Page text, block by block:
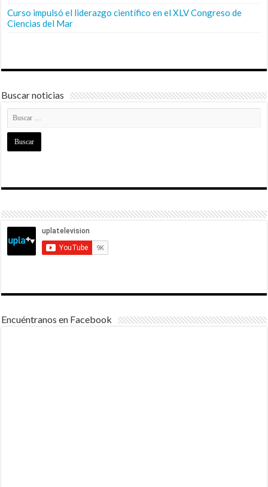
Curso impulsó el liderazgo científico en el XLV Congreso de
Ciencias del Mar
Buscar noticias
Encuéntranos en Facebook